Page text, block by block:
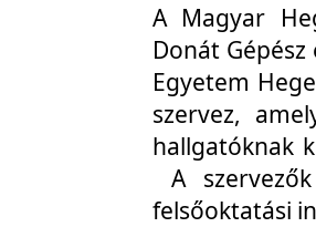
A Magyar
Donát
Egyetem
szervez,
hallgatóknak
A
felsőoktatási